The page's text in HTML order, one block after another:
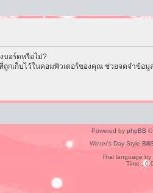
บอร์ดหรือไม่?
กเก็บไว้ในคอมพิวเตอร์ของคุณ ช่วยจดจำข้อมู
Powered by phpBB ©
Winter's Day Style
Thai language by
Time :